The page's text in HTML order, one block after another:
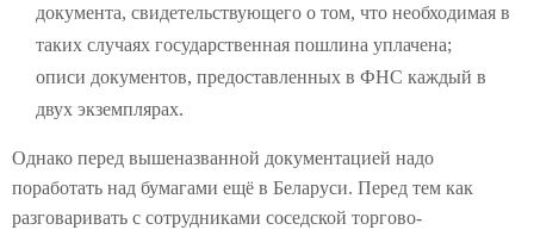
документа, свидетельствующего о том, что необходимая в
таких случаях государственная пошлина уплачена;
описи документов, предоставленных в ФНС каждый в
двух экземплярах.
Однако перед вышеназванной документацией надо
поработать над бумагами ещё в Беларуси. Перед тем как
разговаривать с сотрудниками соседской торгово-